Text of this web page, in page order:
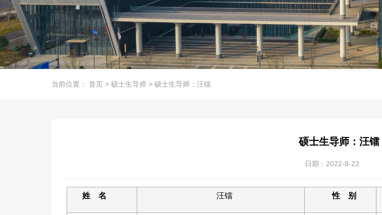
当前位置： 首页 > 硕士生导师 > 硕士生导师：汪镭
硕士生导师：汪镭
日期：2022-8-22
姓 名 汪镭 性 别